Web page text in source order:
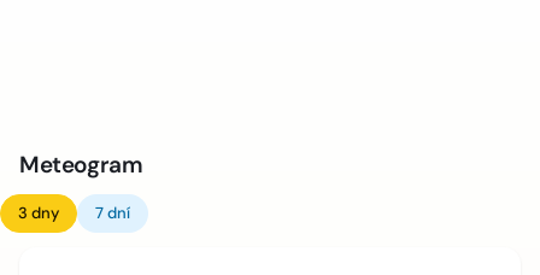
Meteogram
3 dny 7 dní